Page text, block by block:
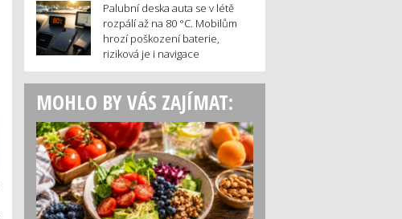
Palubní deska auta se v létě
rozpálí až na 80 °C. Mobilům
hrozí poškození baterie,
riziková je i navigace
MOHLO BY VÁS ZAJÍMAT: